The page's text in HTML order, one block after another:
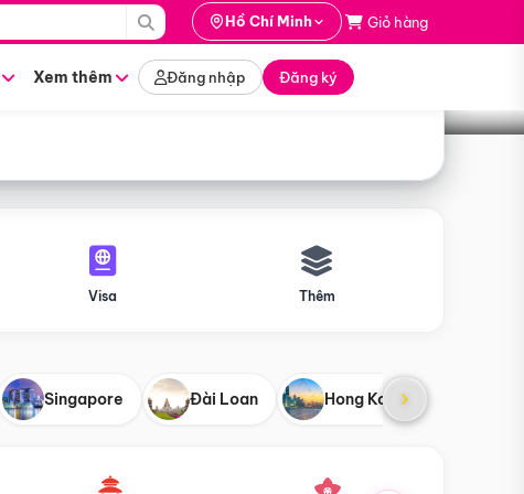
Hồ Chí Minh Giỏ hàng
Xem thêm Đăng nhập Đăng ký
Tìm tour
Visa Thêm
Singapore Đài Loan Hong Kong